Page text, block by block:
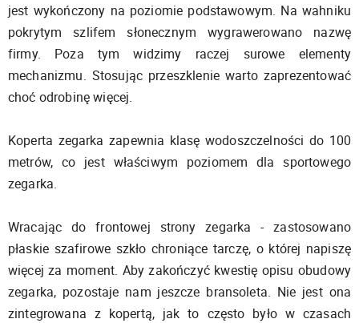
jest wykończony na poziomie podstawowym. Na wahniku
pokrytym szlifem słonecznym wygrawerowano nazwę
firmy. Poza tym widzimy raczej surowe elementy
mechanizmu. Stosując przeszklenie warto zaprezentować
choć odrobinę więcej.
Koperta zegarka zapewnia klasę wodoszczelności do 100
metrów, co jest właściwym poziomem dla sportowego
zegarka.
Wracając do frontowej strony zegarka - zastosowano
płaskie szafirowe szkło chroniące tarczę, o której napiszę
więcej za moment. Aby zakończyć kwestię opisu obudowy
zegarka, pozostaje nam jeszcze bransoleta. Nie jest ona
zintegrowana z kopertą, jak to często było w czasach